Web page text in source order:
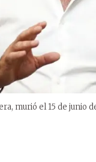
murió el 15 de junio